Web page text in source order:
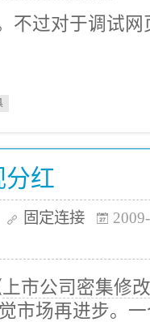
不过对于调试
分红
固定连接
上市公司密集修
市场再进步。